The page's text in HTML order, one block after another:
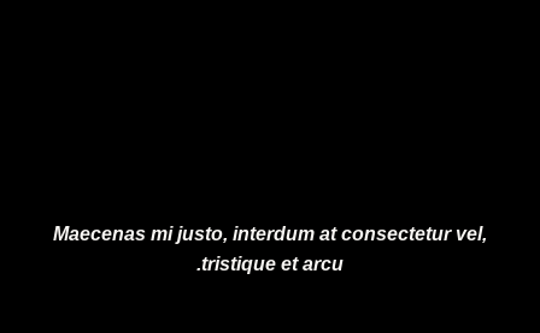
Maecenas mi justo, interdum at consectetur vel,
tristique et arcu.